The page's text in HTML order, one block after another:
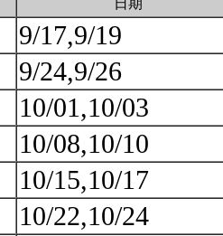
日期
9/17,9/19
9/24,9/26
10/01,10/03
10/08,10/10
10/15,10/17
10/22,10/24